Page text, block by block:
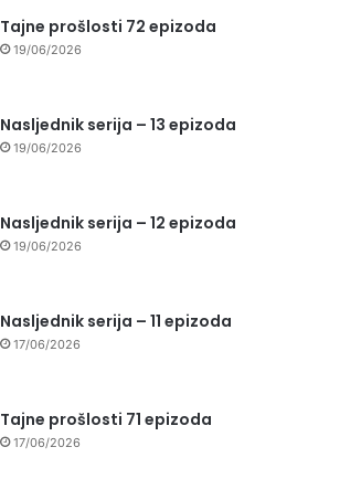
Tajne prošlosti 72 epizoda
19/06/2026
Nasljednik serija – 13 epizoda
19/06/2026
Nasljednik serija – 12 epizoda
19/06/2026
Nasljednik serija – 11 epizoda
17/06/2026
Tajne prošlosti 71 epizoda
17/06/2026